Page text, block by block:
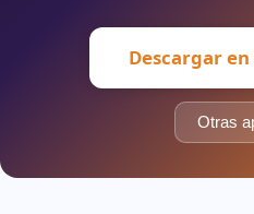
Descargar
Otras